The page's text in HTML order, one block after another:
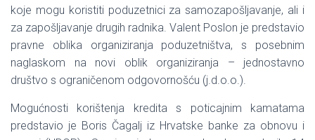
koje mogu koristiti poduzetnici za samozapošljavanje, ali i
za zapošljavanje drugih radnika. Valent Poslon je predstavio
pravne oblika organiziranja poduzetništva, s posebnim
naglaskom na novi oblik organiziranja – jednostavno
društvo s ograničenom odgovornošću (j.d.o.o.).
Mogućnosti korištenja kredita s poticajnim kamatama
predstavio je Boris Čagalj iz Hrvatske banke za obnovu i